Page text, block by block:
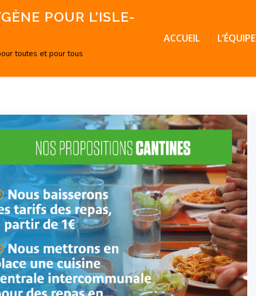
POUR L’ISLE-
toutes et pour tous
ACCUEIL L’ÉQUIPE